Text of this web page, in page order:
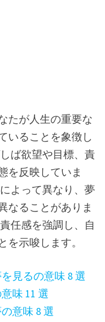
たが人生の重要な
いることを象徴し
ば欲望や目標、責
を反映していま
よって異なり、夢
なることがありま
任感を強調し、自
示唆します。
見るの意味 8 選
味 11 選
意味 8 選